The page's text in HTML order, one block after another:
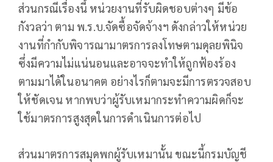
ส่วนกรณีเรื่องนี้ หน่วยงานที่รับผิดชอบต่างๆ มีข้อ
กังวลว่า ตาม พ.ร.บ.จัดซื้อจัดจ้างฯ ดังกล่าวให้หน่วย
งานที่กำกับพิจารณามาตรการลงโทษตามดุลยพินิจ
ซึ่งมีความไม่แน่นอนและอาจจะทำให้ถูกฟ้องร้อง
ตามมาได้ในอนาคต อย่างไรก็ตามจะมีการตรวจสอบ
ให้ชัดเจน หากพบว่าผู้รับเหมากระทำความผิดก็จะ
ใช้มาตรการสูงสุดในการดำเนินการต่อไป
ส่วนมาตรการสมุดพกผู้รับเหมานั้น ขณะนี้กรมบัญชี